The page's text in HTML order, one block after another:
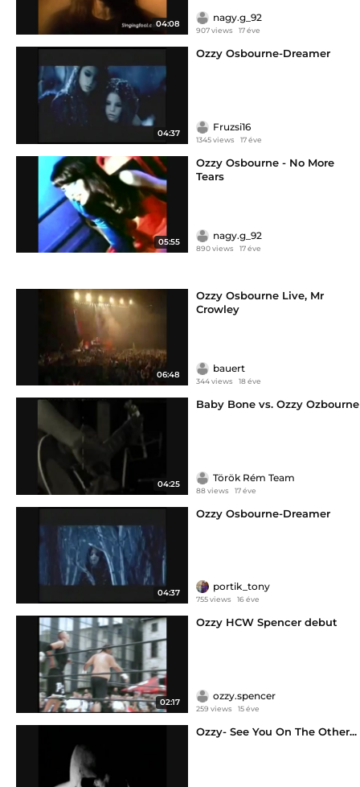
04:08
nagy.g_92
907 views 17 éve
04:37
Ozzy Osbourne-Dreamer
Fruzsi16
1345 views 17 éve
05:55
Ozzy Osbourne - No More
Tears
nagy.g_92
890 views 17 éve
06:48
Ozzy Osbourne Live, Mr
Crowley
bauert
344 views 18 éve
04:25
Baby Bone vs. Ozzy Ozbourne
Török Rém Team
88 views 17 éve
04:37
Ozzy Osbourne-Dreamer
portik_tony
755 views 16 éve
02:17
Ozzy HCW Spencer debut
ozzy.spencer
259 views 15 éve
Ozzy- See You On The Other...